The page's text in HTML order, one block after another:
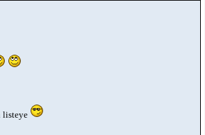
listeye